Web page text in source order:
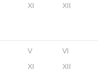
XI XII
V
VI
XI XII